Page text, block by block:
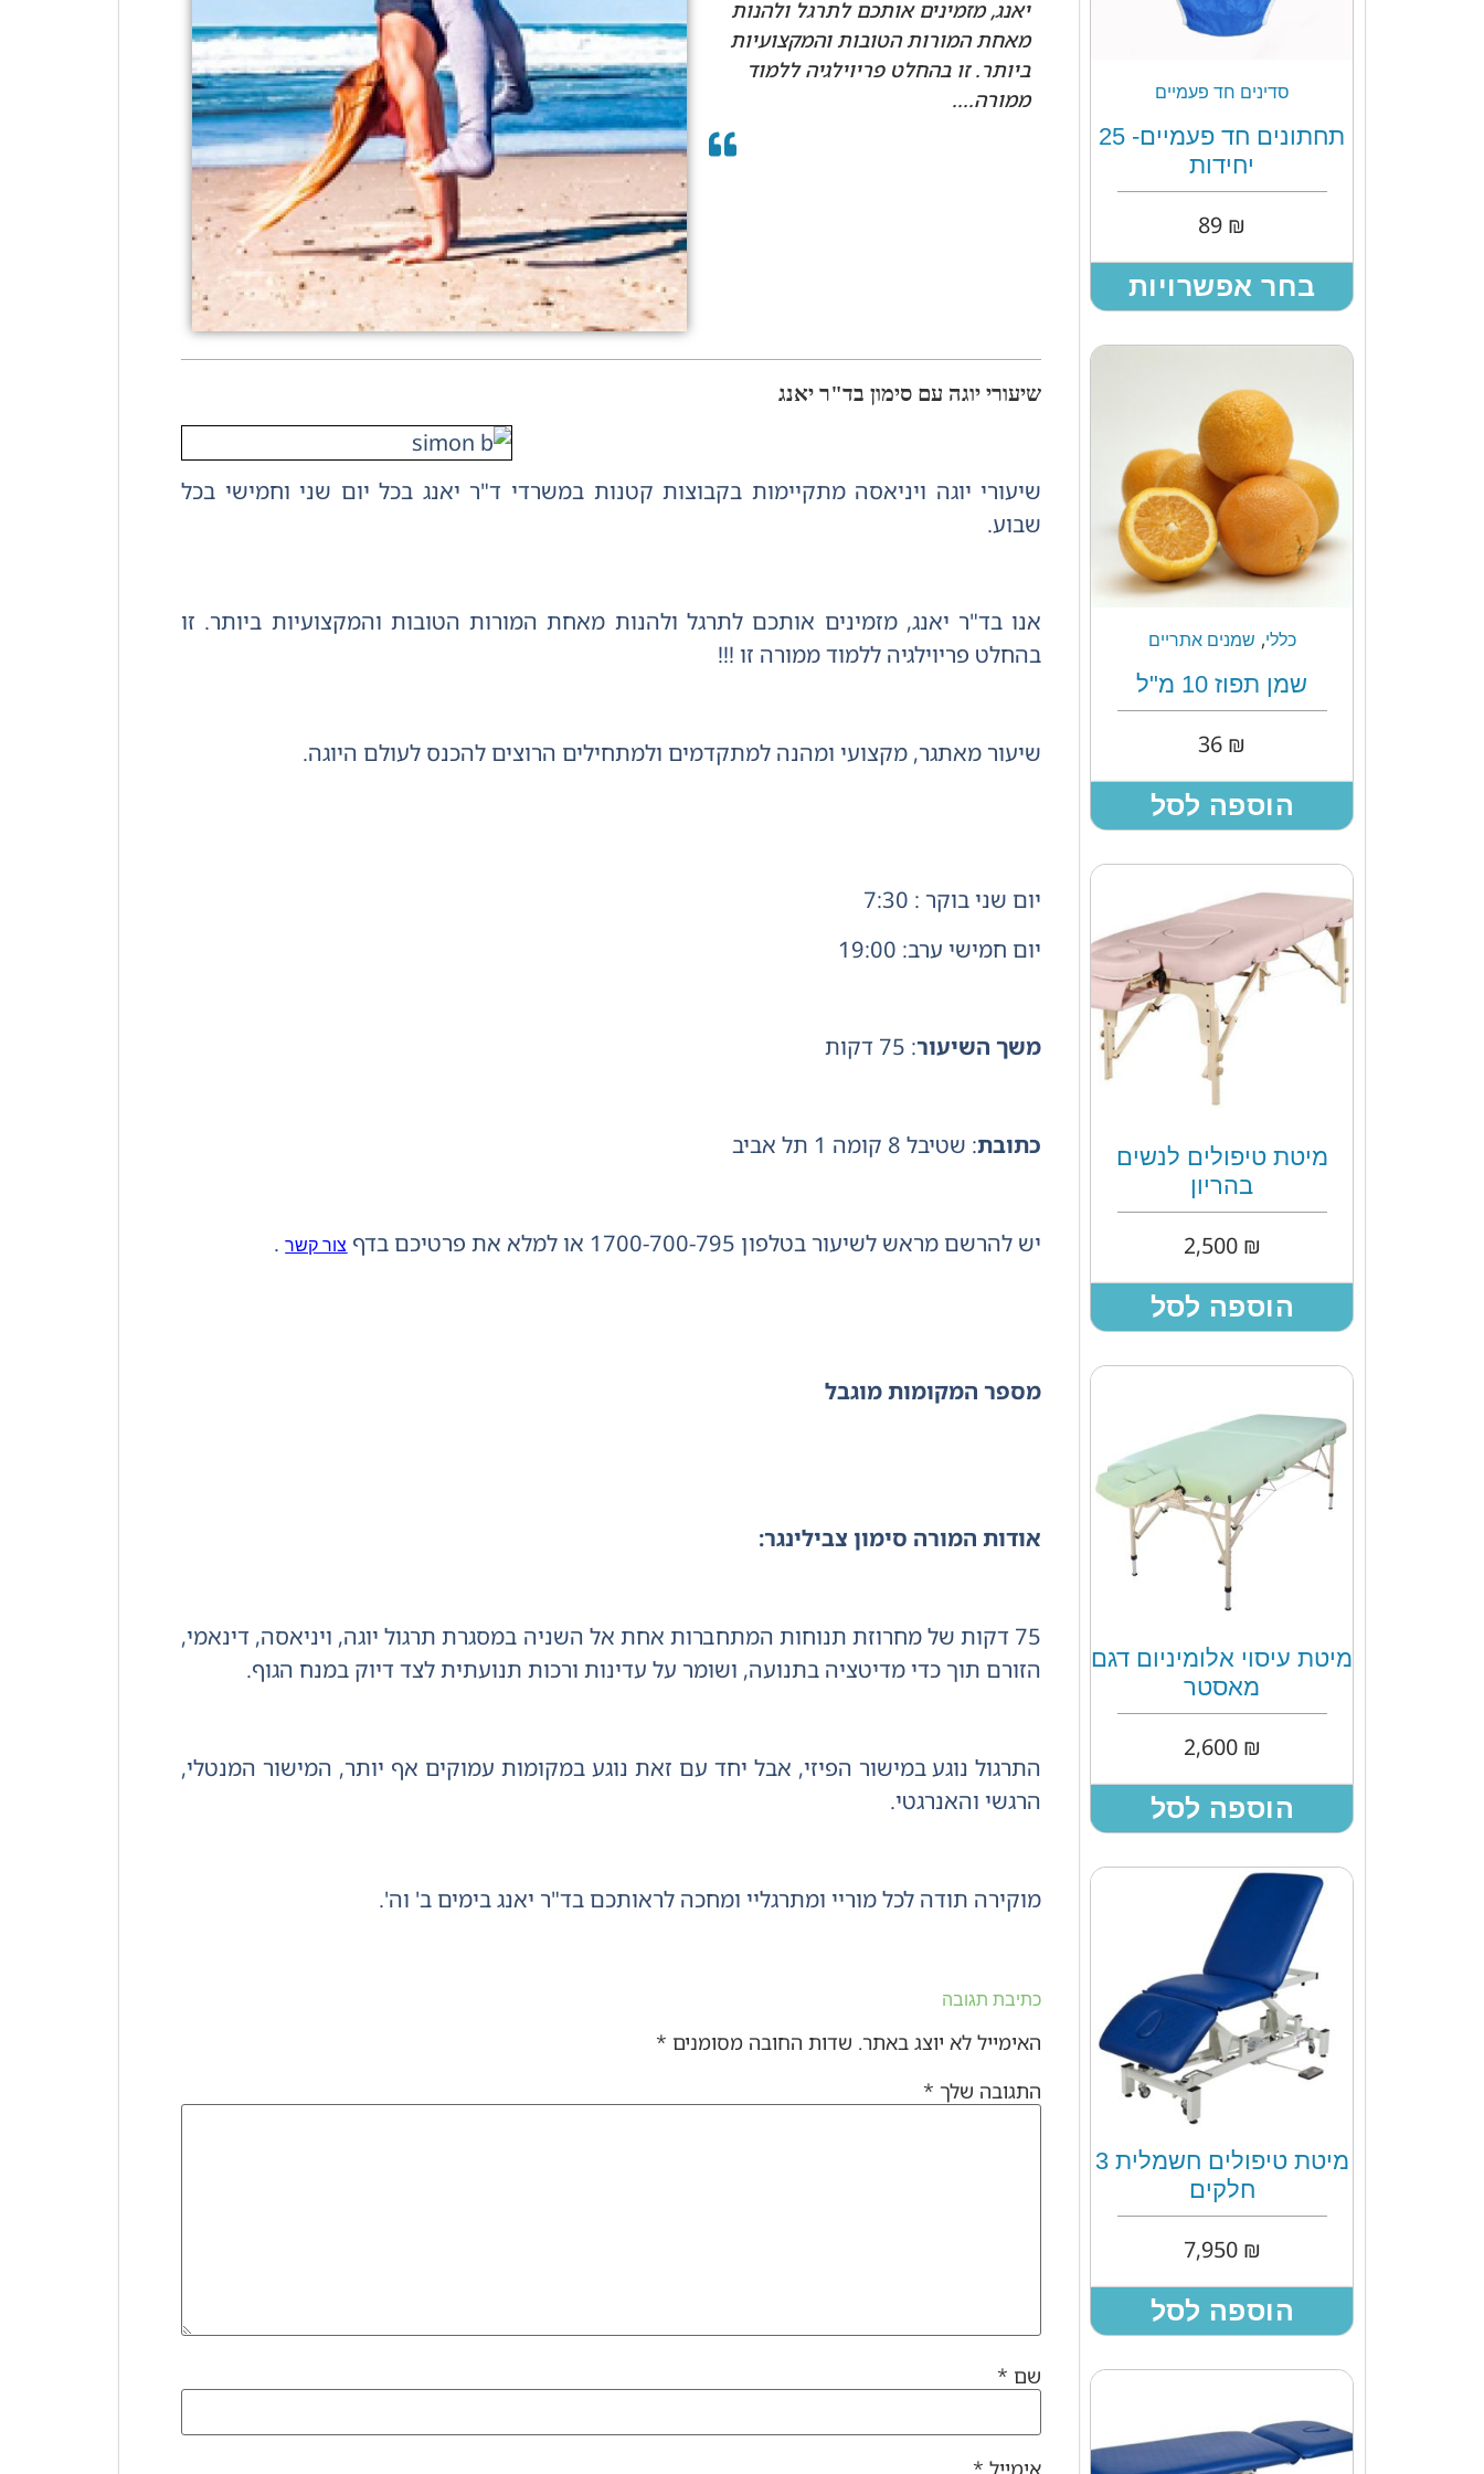
סדינים חד פעמיים
תחתונים חד פעמיים- 25
יחידות
₪
בחר אפשרויות
כללי, שמנים אתריים
שמן תפוז 10 מ"ל
₪
הוספה לסל
מיטת טיפולים לנשים
בהריון
₪
2,500
הוספה לסל
מיטת עיסוי אלומיניום דגם
מאסטר
₪
2,600
הוספה לסל
מיטת טיפולים חשמלית 3
חלקים
₪
7,950
הוספה לסל
יאנג, מזמינים אותכם לתרגל ולהנות
מאחת המורות הטובות והמקצועיות
ביותר. זו בהחלט פריוילגיה ללמוד
ממורה....
שיעורי יוגה עם סימון בד"ר יאנג
שיעורי יוגה ויניאסה מתקיימות בקבוצות קטנות במשרדי ד"ר יאנג בכל יום שני וחמישי בכל
שבוע.
אנו בד"ר יאנג, מזמינים אותכם לתרגל ולהנות מאחת המורות הטובות והמקצועיות ביותר. זו
בהחלט פריוילגיה ללמוד ממורה זו !!!
שיעור מאתגר, מקצועי ומהנה למתקדמים ולמתחילים הרוצים להכנס לעולם היוגה.
יום שני בוקר : 7:30
יום חמישי ערב: 19:00
משך השיעור: 75 דקות
כתובת: שטיבל 8 קומה 1 תל אביב
יש להרשם מראש לשיעור בטלפון 1700-700-795 או למלא את פרטיכם בדף צור קשר.
מספר המקומות מוגבל
אודות המורה סימון צבילינגר:
75 דקות של מחרוזת תנוחות המתחברות אחת אל השניה במסגרת תרגול יוגה, ויניאסה, דינאמי,
הזורם תוך כדי מדיטציה בתנועה, ושומר על עדינות ורכות תנועתית לצד דיוק במנח הגוף.
התרגול נוגע במישור הפיזי, אבל יחד עם זאת נוגע במקומות עמוקים אף יותר, המישור המנטלי,
הרגשי והאנרגטי.
מוקירה תודה לכל מוריי ומתרגליי ומחכה לראותכם בד"ר יאנג בימים ב' וה'.
כתיבת תגובה
האימייל לא יוצג באתר. שדות החובה מסומנים *
התגובה שלך *
שם *
אימייל *